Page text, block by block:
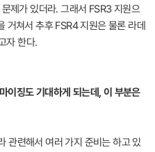
제가 있더라. 그래서 FSR3 지원으
거쳐서 추후 FSR4 지원은 물론 라데
자 한다.
이징도 기대하게 되는데, 이 부분은
관련해서 여러 가지 준비는 하고 있